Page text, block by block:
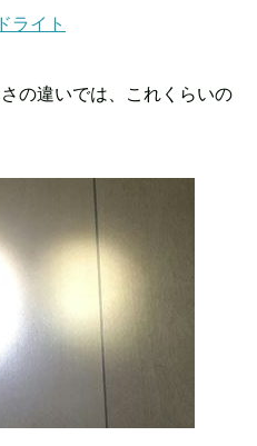
ライト
の違いでは、これくらいの